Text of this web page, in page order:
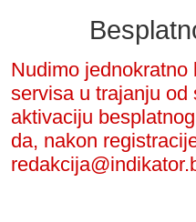
Nudimo
servisa u trajanju od
aktivaciju
da, nakon